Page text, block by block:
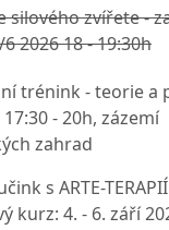
silového zvířete -
2026 18 - 19:30h
trénink - teorie a
- 20h, zázemí
zahrad
s ARTE-
kurz: 4. - 6. září